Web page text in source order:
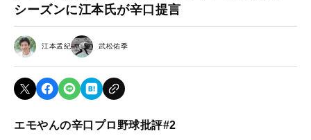
シーズンに江本氏が辛口提言
江本孟紀 武松佑季
エモやんの辛口プロ野球批評#2